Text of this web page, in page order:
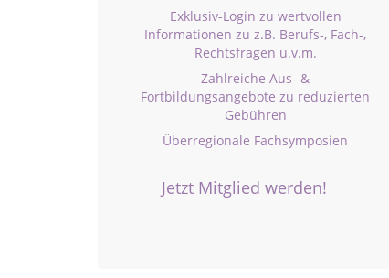
Exklusiv-Login zu wertvollen
Informationen zu z.B. Berufs-, Fach-,
Rechtsfragen u.v.m.
Zahlreiche Aus- &
Fortbildungsangebote zu reduzierten
Gebühren
Überregionale Fachsymposien
Jetzt Mitglied werden!